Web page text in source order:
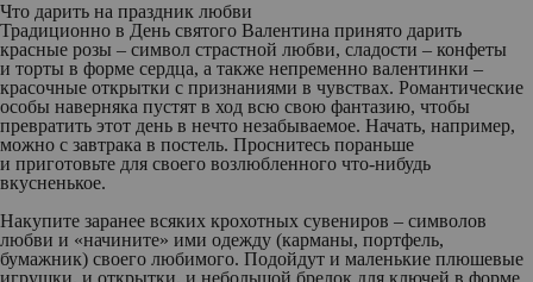
Что дарить на праздник любви
Традиционно в День святого Валентина принято дарить
красные розы – символ страстной любви, сладости – конфеты
и торты в форме сердца, а также непременно валентинки –
красочные открытки с признаниями в чувствах. Романтические
особы наверняка пустят в ход всю свою фантазию, чтобы
превратить этот день в нечто незабываемое. Начать, например,
можно с завтрака в постель. Проснитесь пораньше
и приготовьте для своего возлюбленного что-нибудь
вкусненькое.
Накупите заранее всяких крохотных сувениров – символов
любви и «начините» ими одежду (карманы, портфель,
бумажник) своего любимого. Подойдут и маленькие плюшевые
игрушки, и открытки, и небольшой брелок для ключей в форме